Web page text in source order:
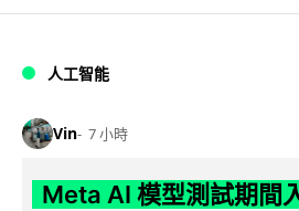
人工智能
Vin 7 小時
Meta AI 模型測試期間